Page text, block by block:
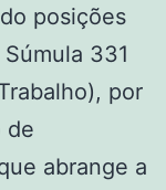
posições
331
por
de
abrange a